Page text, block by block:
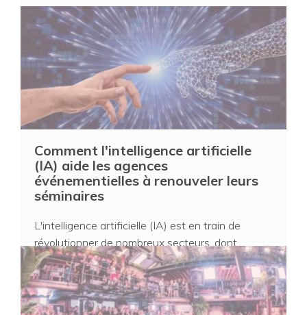
Comment l'intelligence artificielle
(IA) aide les agences
événementielles à renouveler leurs
séminaires
L'intelligence artificielle (IA) est en train de
révolutionner de nombreux secteurs, dont
l'événemen...